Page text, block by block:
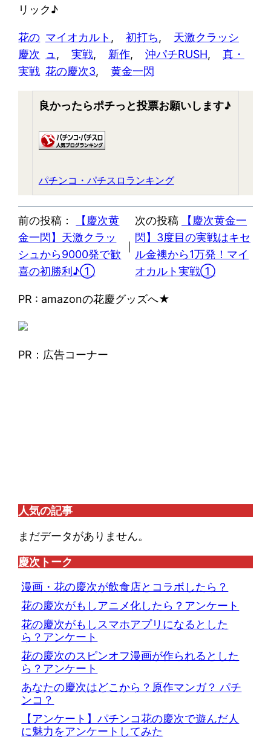
リック♪
花の
慶次
実戦
マイオカルト , 初打ち,
天激クラッシ
ュ , 実戦, 新作, 沖パチRUSH,
真・
花の慶次3, 黄金一閃
良かったらポチっと投票お願いします♪
パチンコ・パチスロランキング
前の投稿：
【慶次黄
金一閃】天激クラッ
シュから9000発で歓
喜の初勝利♪①
｜
次の投稿
【慶次黄金一
閃】3度目の実戦はキセ
ル金襖から1万発！マイ
オカルト実戦①
PR : amazonの花慶グッズへ★
PR：広告コーナー
人気の記事
まだデータがありません。
慶次トーク
漫画・花の慶次が飲食店とコラボしたら？
花の慶次がもしアニメ化したら？アンケート
花の慶次がもしスマホアプリになるとした
ら？アンケート
花の慶次のスピンオフ漫画が作られるとした
ら？アンケート
あなたの慶次はどこから？原作マンガ？ パチ
ンコ？
【アンケート】パチンコ花の慶次で遊んだ人
に魅力をアンケートしてみた